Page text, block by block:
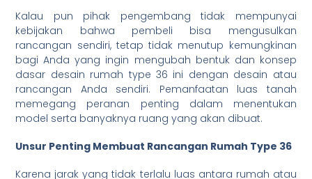
Kalau pun pihak pengembang tidak mempunyai
kebijakan bahwa pembeli bisa mengusulkan
rancangan sendiri, tetap tidak menutup kemungkinan
bagi Anda yang ingin mengubah bentuk dan konsep
dasar desain rumah type 36 ini dengan desain atau
rancangan Anda sendiri. Pemanfaatan luas tanah
memegang peranan penting dalam menentukan
model serta banyaknya ruang yang akan dibuat.
Unsur Penting Membuat Rancangan Rumah Type 36
Karena jarak yang tidak terlalu luas antara rumah atau